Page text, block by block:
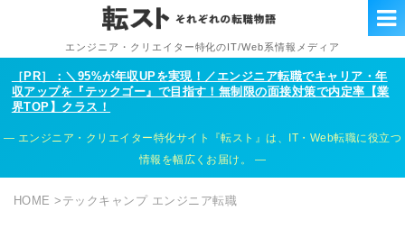
エンジニア・クリエイター特化のIT/Web系情報メディア
［PR］：＼95%が年収UPを実現！／エンジニア転職でキャリア・年
収アップを『テックゴー』で目指す！無制限の面接対策で内定率【業
界TOP】クラス！
エンジニア・クリエイター特化サイト『転スト』は、IT・Web転職に役立つ
情報を幅広くお届け。
HOME > テックキャンプ エンジニア転職